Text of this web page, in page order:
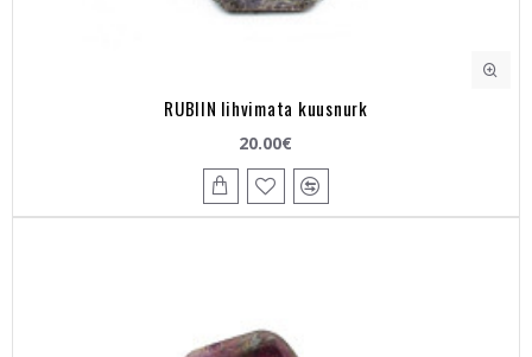
RUBIIN lihvimata kuusnurk
20.00€